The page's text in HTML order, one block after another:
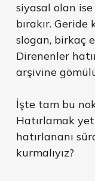
siyasal olan ise
bırakır.
slogan, birkaç
Direnenler
arşivine
İşte tam bu
Hatırlamak
hatırlananı
kurmalıyız?